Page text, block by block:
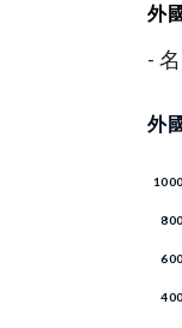
外
-
外